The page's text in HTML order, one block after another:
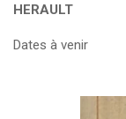
HERAULT
Dates à venir